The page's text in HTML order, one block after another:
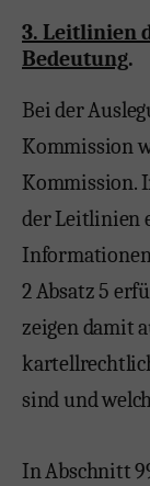
3. Leitlinien
Bedeutung.
Bei der
Kommission
Kommission.
der Leitlinien
2 Absatz 5
zeigen damit
sind und
In Abschnitt